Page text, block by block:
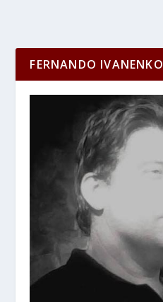
FERNANDO IVANENKO